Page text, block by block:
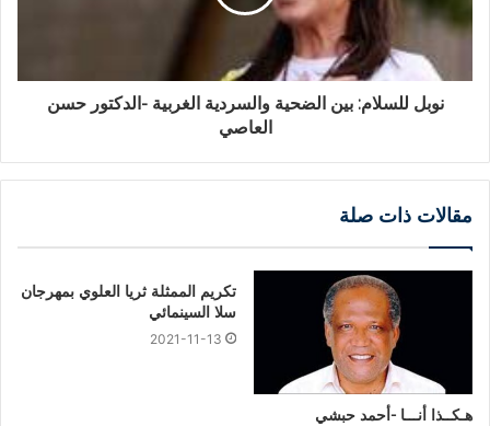
نوبل للسلام: بين الضحية والسردية الغربية -الدكتور حسن
العاصي
مقالات ذات صلة
هـكــذا أنـــا -أحمد حبشي
تكريم الممثلة ثريا العلوي بمهرجان
سلا السينمائي
2021-11-13